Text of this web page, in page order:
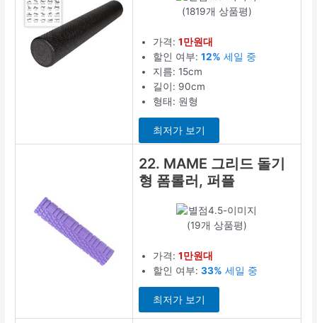
(1819개 상품평)
가격:1만원대
할인 여부:12% 세일 중
지름: 15cm
길이: 90cm
형태: 원형
최저가 보기
22. MAME 그리드 돌기
형 폼롤러, 퍼플
(19개 상품평)
가격:1만원대
할인 여부:33% 세일 중
최저가 보기